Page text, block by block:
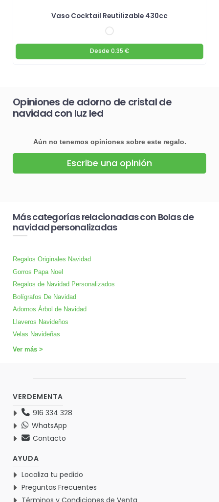
Vaso Cocktail Reutilizable 430cc
Desde 0.35 €
Opiniones de adorno de cristal de
navidad con luz led
Aún no tenemos opiniones sobre este regalo.
Escribe una opinión
Más categorías relacionadas con Bolas de
navidad personalizadas
Regalos Originales Navidad
Gorros Papa Noel
Regalos de Navidad Personalizados
Bolígrafos De Navidad
Adornos Árbol de Navidad
Llaveros Navideños
Velas Navideñas
Ver más >
VERDEMENTA
916 334 328
WhatsApp
Contacto
AYUDA
Localiza tu pedido
Preguntas Frecuentes